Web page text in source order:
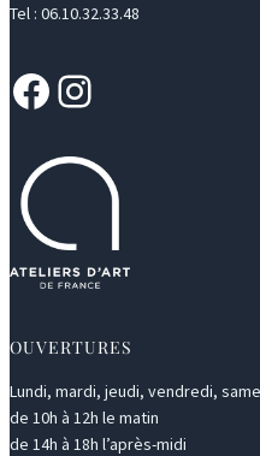
Tel : 06.10.32.33.48
Facebook Instagram
OUVERTURES
Lundi, mardi, jeudi, vendredi,
de 10h à 12h le matin
de 14h à 18h l’après-midi